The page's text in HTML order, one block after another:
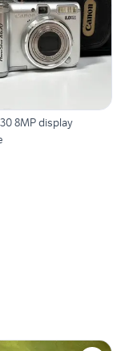
8MP display